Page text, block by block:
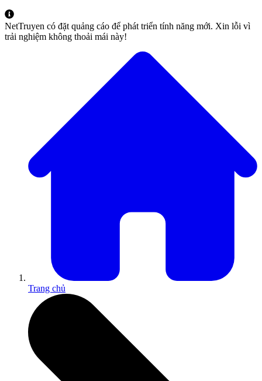
NetTruyen có đặt quảng cáo để phát triển tính năng mới. Xin lỗi vì
trải nghiệm không thoải mái này!
Trang chủ